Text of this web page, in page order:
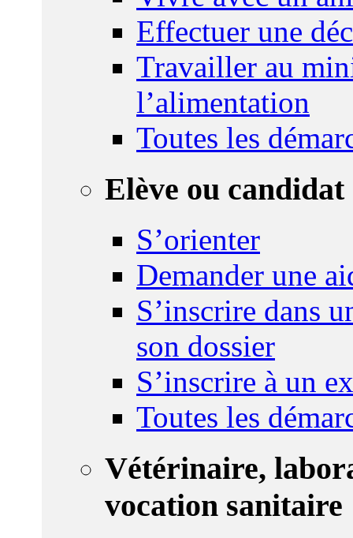
Effectuer une
Travailler au
l’alimentation
Toutes les
Elève ou candidat
S’orienter
Demander une
S’inscrire dans
son dossier
S’inscrire à un
Toutes les
Vétérinaire,
vocation sanitaire